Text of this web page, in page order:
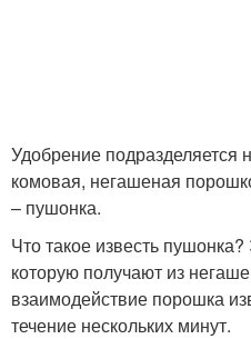
Извести при затоплении
Удобрение подразделяется
комовая, негашеная
– пушонка.
Что такое известь
которую получают из
взаимодействие порошка
течение нескольких минут.